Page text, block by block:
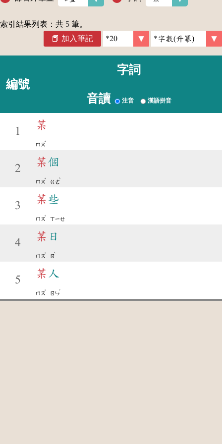
索引結果列表：共 5 筆。
加入筆記
編號
字詞
音讀 注音 漢語拼音
1
某
ㄇㄡ
ˇ
2
某 個
ㄇㄡ
ˇ
ㄍㄜ
ˋ
3
某 些
ㄇㄡ
ˇ
ㄒㄧㄝ
4
某 日
ㄇㄡ
ˇ
ㄖ
ˋ
5
某 人
ㄇㄡ
ˇ
ㄖㄣ
ˊ